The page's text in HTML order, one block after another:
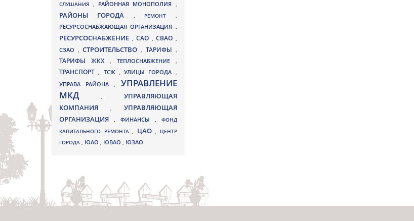
СЛУШАНИЯ, РАЙОННАЯ МОНОПОЛИЯ ,
РАЙОНЫ ГОРОДА , РЕМОНТ ,
РЕСУРСОСНАБЖАЮЩАЯ ОРГАНИЗАЦИЯ ,
РЕСУРСОСНАБЖЕНИЕ , САО , СВАО ,
СЗАО ,СТРОИТЕЛЬСТВО, ТАРИФЫ ,
ТАРИФЫ ЖКХ , ТЕПЛОСНАБЖЕНИЕ ,
ТРАНСПОРТ, ТСЖ , УЛИЦЫ ГОРОДА ,
УПРАВА РАЙОНА, УПРАВЛЕНИЕ
МКД, УПРАВЛЯЮЩАЯ
КОМПАНИЯ
, УПРАВЛЯЮЩАЯ
ОРГАНИЗАЦИЯ
, ФИНАНСЫ , ФОНД
КАПИТАЛЬНОГО РЕМОНТА , ЦАО ,
ЦЕНТР
ГОРОДА , ЮАО , ЮВАО , ЮЗАО